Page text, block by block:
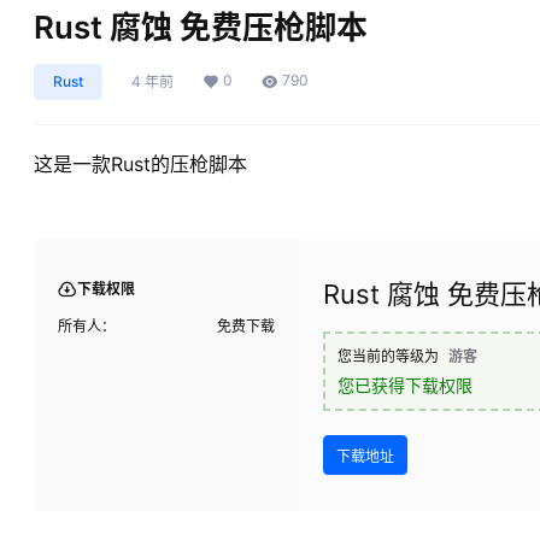
Rust 腐蚀 免费压枪脚本
Rust 4 年前 0 790
这是一款Rust的压枪脚本
下载权限
所有人： 免费下载
Rust 腐蚀 免费压
您当前的等级为 游客
您已获得下载权限
下载地址